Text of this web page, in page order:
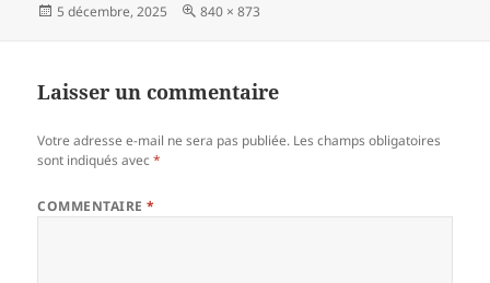
Publié
5 décembre, 2025
Taille
840 × 873
Laisser un commentaire
Votre adresse e-mail ne sera pas publiée. Les champs obligatoires
sont indiqués avec*
COMMENTAIRE*